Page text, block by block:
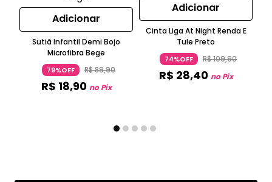
Adicionar
Sutiã Infantil Demi Bojo
Microfibra Bege
79%OFF R$89,90
R$ 18,90 no Pix
Adicionar
Cinta Liga At Night Renda E
Tule Preto
74%OFF R$109,90
R$ 28,40 no Pix